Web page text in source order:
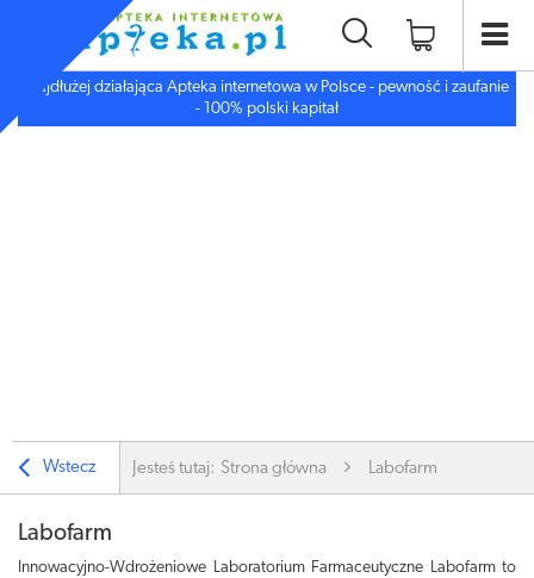
Najdłużej działająca Apteka internetowa w Polsce - pewność i zaufanie
- 100% polski kapitał
Wstecz Jesteś tutaj: Strona główna Labofarm
Labofarm
Innowacyjno-Wdrożeniowe Laboratorium Farmaceutyczne Labofarm to